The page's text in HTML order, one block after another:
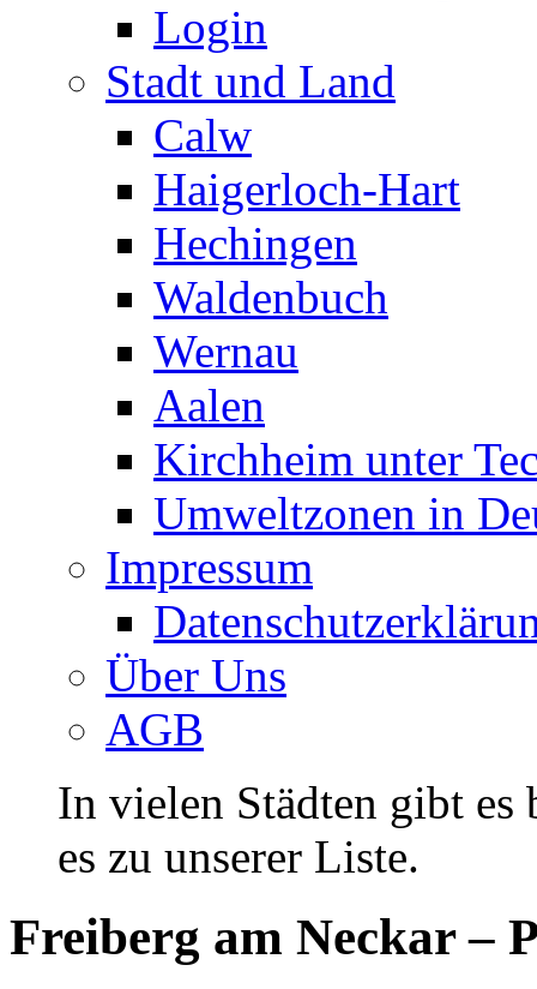
Login
Stadt und Land
Calw
Haigerloch-Hart
Hechingen
Waldenbuch
Wernau
Aalen
Kirchheim unter
Umweltzonen in
Impressum
Über Uns
AGB
In vielen Städten gibt es
es zu unserer Liste.
Freiberg am Neckar –